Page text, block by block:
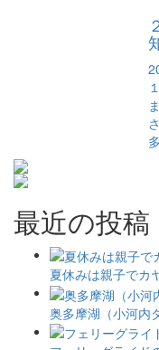
最近の投稿
夏休みは親子でカ
奥多摩湖（小河内